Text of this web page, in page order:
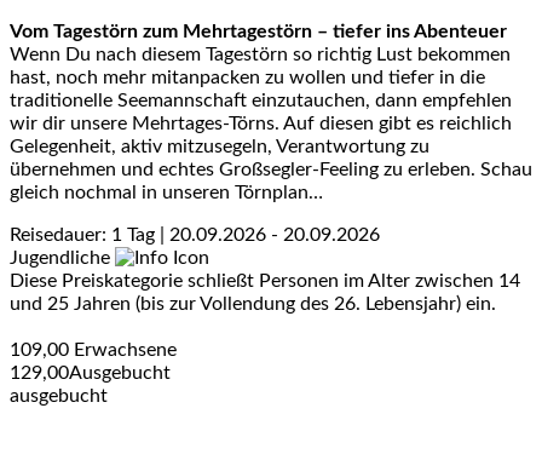
Vom Tagestörn zum Mehrtagestörn – tiefer ins Abenteuer
Wenn Du nach diesem Tagestörn so richtig Lust bekommen
hast, noch mehr mitanpacken zu wollen und tiefer in die
traditionelle Seemannschaft einzutauchen, dann empfehlen
wir dir unsere Mehrtages-Törns. Auf diesen gibt es reichlich
Gelegenheit, aktiv mitzusegeln, Verantwortung zu
übernehmen und echtes Großsegler-Feeling zu erleben. Schau
gleich nochmal in unseren Törnplan…
Reisedauer: 1 Tag | 20.09.2026 - 20.09.2026
Jugendliche
Diese Preiskategorie schließt Personen im Alter zwischen 14
und 25 Jahren (bis zur Vollendung des 26. Lebensjahr) ein.
109,00 Erwachsene
129,00Ausgebucht
ausgebucht